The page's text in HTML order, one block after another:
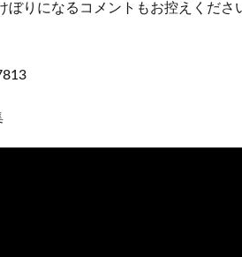
ぼりになるコメントもお控えくださ